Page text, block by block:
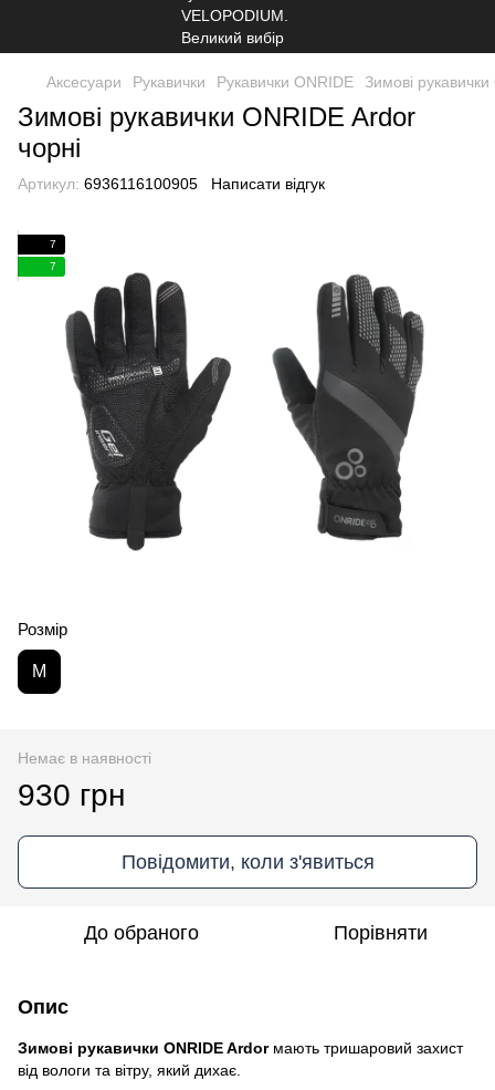
Аксесуари Рукавички Рукавички ONRIDE Зимові
Зимові рукавички ONRIDE Ardor
чорні
Артикул: 6936116100905 Написати відгук
7
7
Розмір
M
Немає в наявності
930 грн
Повідомити, коли з'явиться
До обраного Порівняти
Опис
Зимові рукавички ONRIDE Ardor мають тришаровий захист
від вологи та вітру, який дихає.